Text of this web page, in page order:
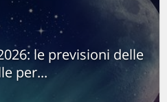
le previsioni delle
per...